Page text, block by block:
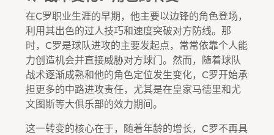
在C罗职业生涯的早期，他主要以边锋的角色登场，
利用其出色的过人技巧和速度突破对方防线。那
时，C罗是球队进攻的主要发起点，常常依靠个人能
力创造机会并直接威胁对方球门。然而，随着球队
战术逐渐成熟和他的角色定位发生变化，C罗开始承
担更多的中路进攻责任，尤其是在皇家马德里和尤
文图斯等大俱乐部的效力期间。
这一转变的核心在于，随着年龄的增长，C罗不再具